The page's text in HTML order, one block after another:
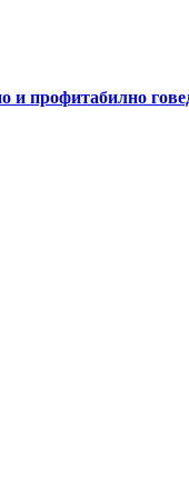
и профитабилно